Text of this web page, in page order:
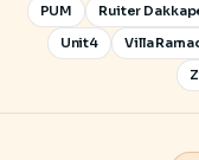
PUM
Ruiter
Unit4
Villa